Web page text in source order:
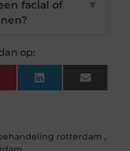
facial of
▼
op:
LinkedInEmail
rotterdam ,